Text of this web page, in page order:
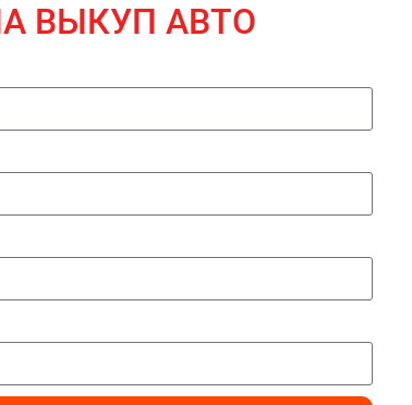
ВЫКУП АВТО